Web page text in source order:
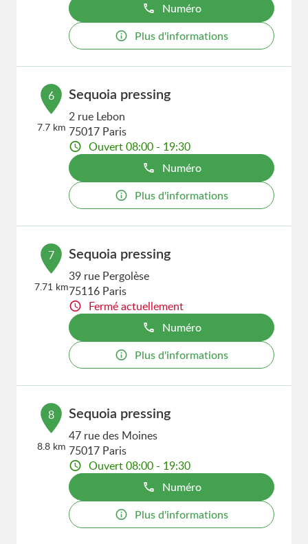
Numéro
Plus d'informations
6
7.7 km
Sequoia pressing
2 rue Lebon
75017 Paris
Ouvert 08:00 - 19:30
Numéro
Plus d'informations
7
7.71 km
Sequoia pressing
39 rue Pergolèse
75116 Paris
Fermé actuellement
Numéro
Plus d'informations
8
8.8 km
Sequoia pressing
47 rue des Moines
75017 Paris
Ouvert 08:00 - 19:30
Numéro
Plus d'informations